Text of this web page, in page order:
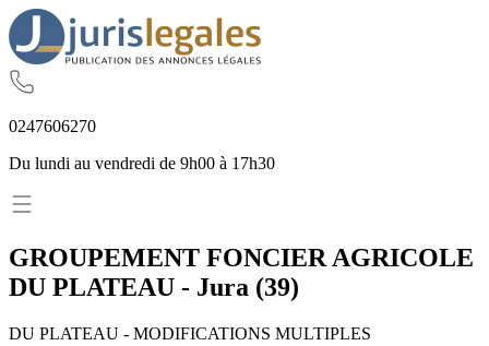
0247606270
Du lundi au vendredi de 9h00 à 17h30
GROUPEMENT FONCIER AGRICOLE
DU PLATEAU - Jura (39)
DU PLATEAU - MODIFICATIONS MULTIPLES